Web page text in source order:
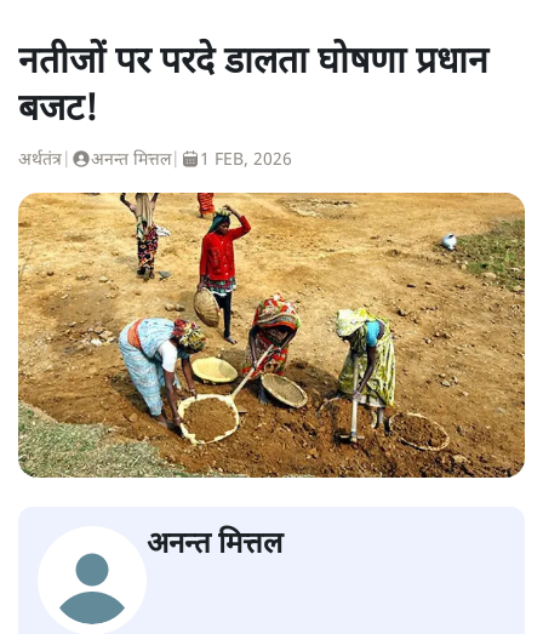
नतीजों पर परदे डालता घोषणा प्रधान
बजट!
अर्थतंत्र अनन्त मित्तल| 1 FEB, 2026
अनन्त मित्तल